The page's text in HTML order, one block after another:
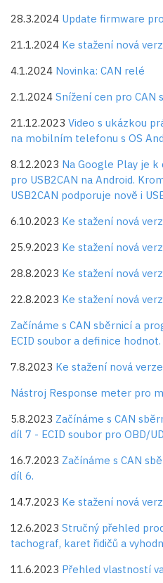
28.3.2024 Update firmware
21.1.2024 Ke stažení nová
4.1.2024 Novinka: CAN relé
2.1.2024 Snížení cen pro CAN
21.12.2023 Video s ukázkou
na mobilním telefonu s OS
8.12.2023 Na Google Play je k
pro USB2CAN na Android.
USB2CAN podporuje nově i
6.10.2023 Ke stažení nová
25.9.2023 Ke stažení nová
28.8.2023 Ke stažení nová
22.8.2023 Ke stažení nová
Začínáme s CAN sběrnicí a
ECID soubor a definice hodnot.
7.8.2023 Ke stažení nová
Nástroj Response meter pro
5.8.2023 Začínáme s CAN
díl 7 - ECID soubor pro OBD/
16.7.2023 Začínáme s CAN
díl 6.
14.7.2023 Ke stažení nová
12.6.2023 Stručný přehled
tachograf, karet řidičů a
11.6.2023 Přehled vlastností